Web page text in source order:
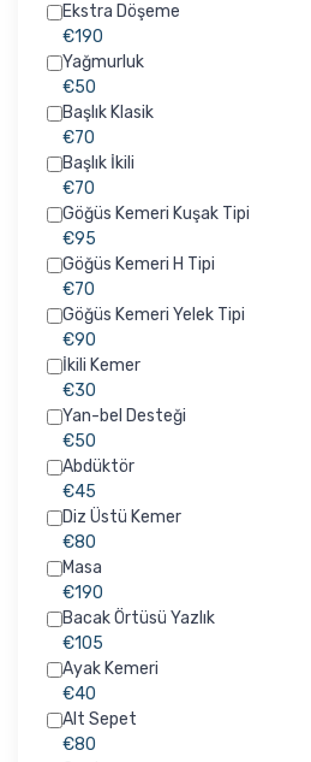
Ekstra Döşeme
€190
Yağmurluk
€50
Başlık Klasik
€70
Başlık İkili
€70
Göğüs Kemeri Kuşak Tipi
€95
Göğüs Kemeri H Tipi
€70
Göğüs Kemeri Yelek Tipi
€90
İkili Kemer
€30
Yan-bel Desteği
€50
Abdüktör
€45
Diz Üstü Kemer
€80
Masa
€190
Bacak Örtüsü Yazlık
€105
Ayak Kemeri
€40
Alt Sepet
€80